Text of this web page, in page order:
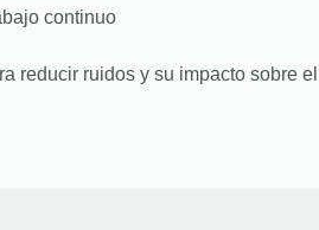
continuo
reducir ruidos y su impacto sobre